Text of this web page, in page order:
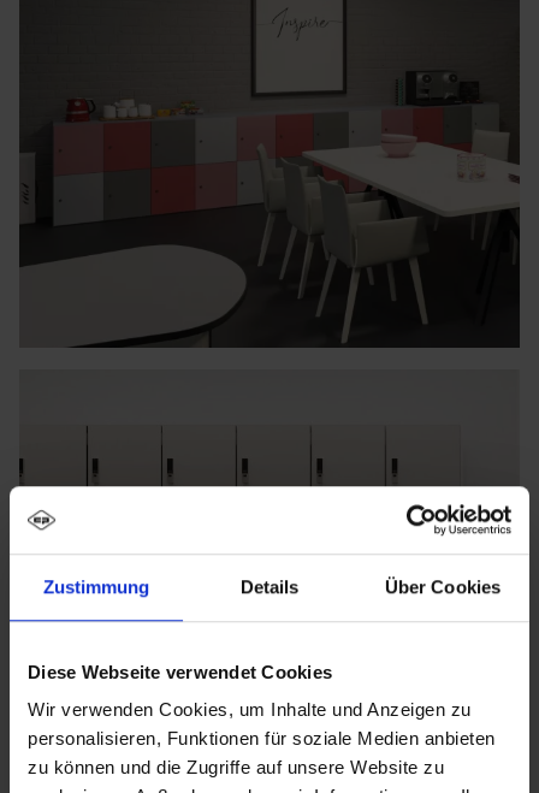
Zustimmung Details Über Cookies
Diese Webseite verwendet Cookies
Wir verwenden Cookies, um Inhalte und Anzeigen zu
personalisieren, Funktionen für soziale Medien anbieten
zu können und die Zugriffe auf unsere Website zu